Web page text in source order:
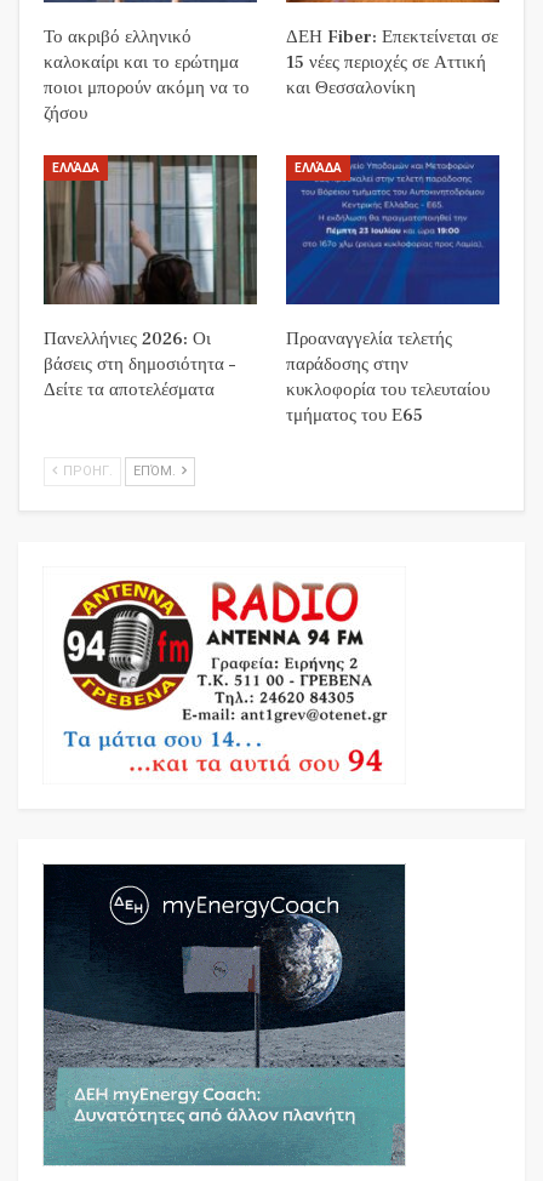
Το ακριβό ελληνικό
καλοκαίρι και το ερώτημα
ποιοι μπορούν ακόμη να το
ζήσου
ΔΕΗ Fiber: Επεκτείνεται σε
15 νέες περιοχές σε Αττική
και Θεσσαλονίκη
ΕΛΛΆΔΑ
Πανελλήνιες 2026: Οι
βάσεις στη δημοσιότητα –
Δείτε τα αποτελέσματα
ΕΛΛΆΔΑ
Προαναγγελία τελετής
παράδοσης στην
κυκλοφορία του τελευταίου
τμήματος του Ε65
ΠΡΟΗΓ. ΕΠΌΜ.